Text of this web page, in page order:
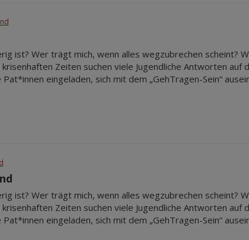
ist? Wer trägt mich, wenn alles wegzubrechen scheint?
Zeiten suchen viele Jugendliche Antworten auf
eingeladen, sich mit dem „GehTragen-Sein“
ist? Wer trägt mich, wenn alles wegzubrechen scheint?
Zeiten suchen viele Jugendliche Antworten auf
eingeladen, sich mit dem „GehTragen-Sein“